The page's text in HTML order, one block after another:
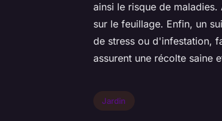
ainsi le risque de
sur le feuillage. Enfin, un
de stress ou d'infestation,
assurent une récolte saine
Jardin